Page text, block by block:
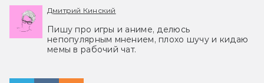
Дмитрий Кинский
Пишу про игры и аниме, делюсь
непопулярным мнением, плохо шучу и кидаю
мемы в рабочий чат.